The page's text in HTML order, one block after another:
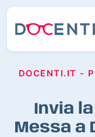
DOCENTI.IT -
Invia
Messa a